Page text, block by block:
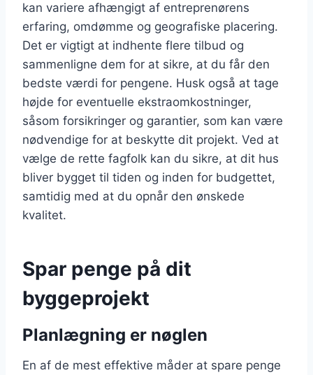
kan variere afhængigt af entreprenørens
erfaring, omdømme og geografiske placering.
Det er vigtigt at indhente flere tilbud og
sammenligne dem for at sikre, at du får den
bedste værdi for pengene. Husk også at tage
højde for eventuelle ekstraomkostninger,
såsom forsikringer og garantier, som kan være
nødvendige for at beskytte dit projekt. Ved at
vælge de rette fagfolk kan du sikre, at dit hus
bliver bygget til tiden og inden for budgettet,
samtidig med at du opnår den ønskede
kvalitet.
Spar penge på dit
byggeprojekt
Planlægning er nøglen
En af de mest effektive måder at spare penge